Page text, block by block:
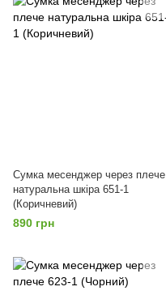
Сумка месенджер через плече
натуральна шкіра 651-1
(Коричневий)
890 грн